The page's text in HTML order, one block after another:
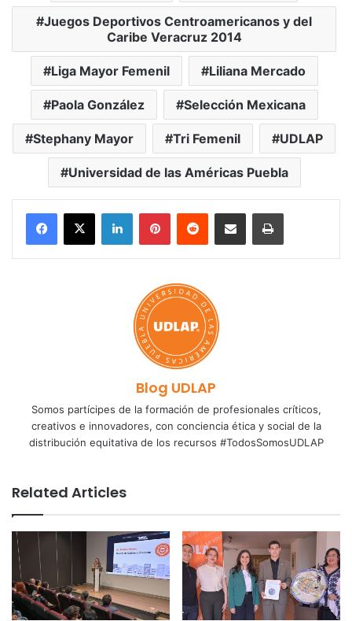
Juegos Deportivos Centroamericanos y del
Caribe Veracruz 2014
Liga Mayor Femenil Liliana Mercado
Paola González Selección Mexicana
Stephany Mayor Tri Femenil UDLAP
Universidad de las Américas Puebla
LinkedInPinterestReddit Share via Email Print
Blog UDLAP
Somos partícipes de la formación de profesionales críticos,
creativos e innovadores, con conciencia ética y social de la
distribución equitativa de los recursos #TodosSomosUDLAP
Related Articles